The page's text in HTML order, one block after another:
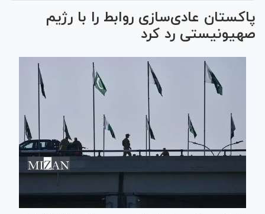
پاکستان عادی‌سازی روابط را با رژیم
صهیونیستی رد کرد